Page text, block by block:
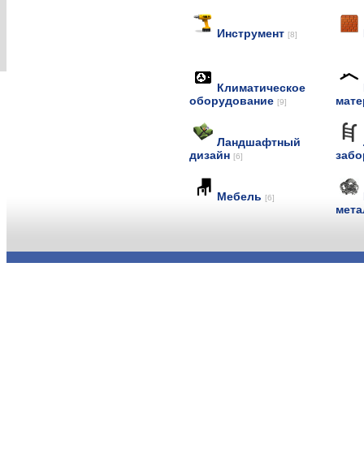
Инструмент [8]
Климатическое
оборудование [9]
Ландшафтный
дизайн [6]
Мебель [6]